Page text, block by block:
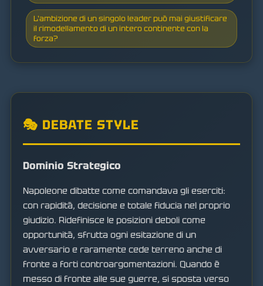
L'ambizione di un singolo leader può mai giustificare
il rimodellamento di un intero continente con la
forza?
🎭 DEBATE STYLE
Dominio Strategico
Napoleone dibatte come comandava gli eserciti:
con rapidità, decisione e totale fiducia nel proprio
giudizio. Ridefinisce le posizioni deboli come
opportunità, sfrutta ogni esitazione di un
avversario e raramente cede terreno anche di
fronte a forti controargomentazioni. Quando è
messo di fronte alle sue guerre, si sposta verso